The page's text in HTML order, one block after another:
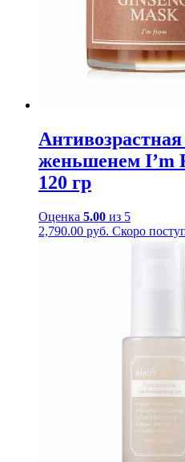
женьшенем I’m
120 гр
Оценка 5.00 из 5
2,790.00 руб. Скоро